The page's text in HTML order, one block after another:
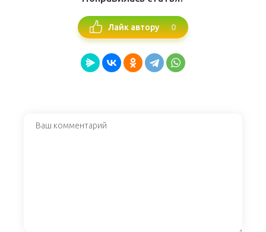
Лайк автору 0